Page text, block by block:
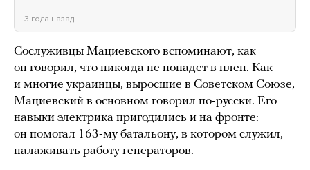
3 года назад
Сослуживцы Мациевского вспоминают, как
он говорил, что никогда не попадет в плен. Как
и многие украинцы, выросшие в Советском Союзе,
Мациевский в основном говорил по-русски. Его
навыки электрика пригодились и на фронте:
он помогал 163-му батальону, в котором служил,
налаживать работу генераторов.